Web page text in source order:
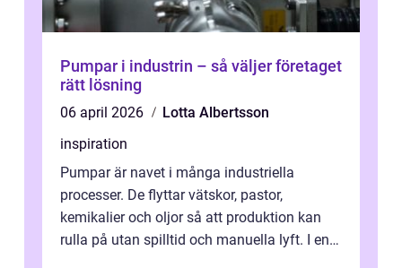
Pumpar i industrin – så väljer företaget
rätt lösning
06 april 2026
Lotta Albertsson
inspiration
Pumpar är navet i många industriella
processer. De flyttar vätskor, pastor,
kemikalier och oljor så att produktion kan
rulla på utan spilltid och manuella lyft. I en